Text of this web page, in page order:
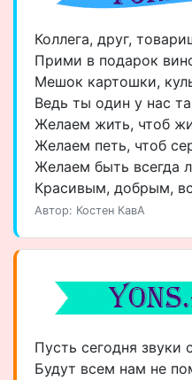
Коллега, друг,
Прими в подарок
Мешок картошки,
Ведь ты один у нас
Желаем жить, чтоб
Желаем петь, чтоб
Желаем быть всегда
Красивым, добрым,
Автор: Костен КавА
Пусть сегодня звуки
Будут всем нам не